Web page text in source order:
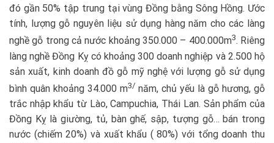
đó gần 50% tập trung tại vùng Đồng bằng Sông Hồng. Ước
tính, lượng gỗ nguyên liệu sử dụng hàng năm cho các làng
nghề gỗ trong cả nước khoảng 350.000 – 400.000m3. Riêng
làng nghề Đồng Kỵ có khoảng 300 doanh nghiệp và 2.500 hộ
sản xuất, kinh doanh đồ gỗ mỹ nghệ với lượng gỗ sử dụng
bình quân khoảng 34.000 m3/ năm, chủ yếu là gỗ hương, gỗ
trắc nhập khẩu từ Lào, Campuchia, Thái Lan. Sản phẩm của
Đồng Kỵ là giường, tủ, bàn ghế, sập, tượng gỗ… bán trong
nước (chiếm 20%) và xuất khẩu ( 80%) với tổng doanh thu